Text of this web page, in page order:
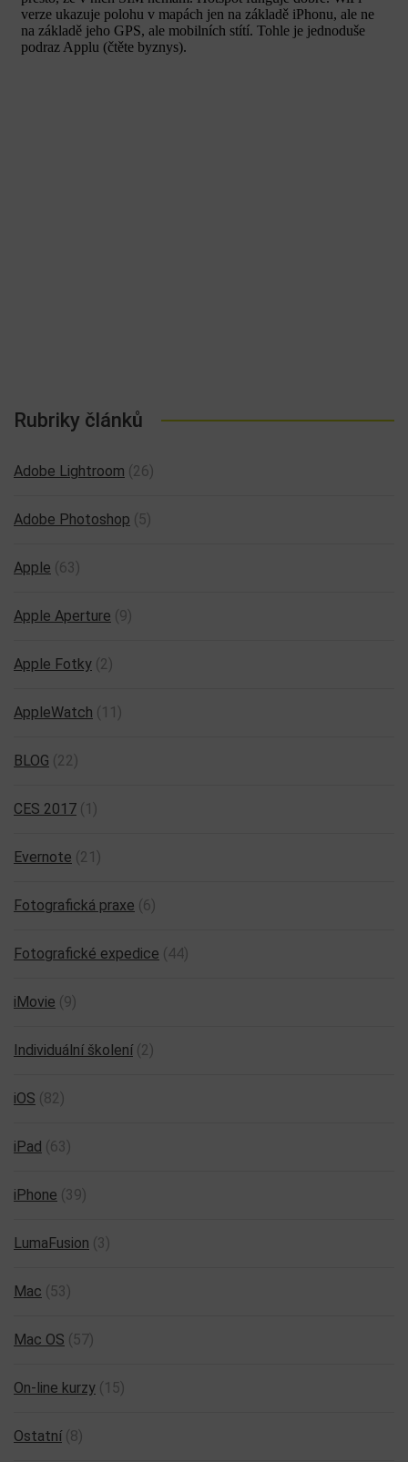
Rubriky článků
Adobe Lightroom (26)
Adobe Photoshop (5)
Apple (63)
Apple Aperture (9)
Apple Fotky (2)
AppleWatch (11)
BLOG (22)
CES 2017 (1)
Evernote (21)
Fotografická praxe (6)
Fotografické expedice (44)
iMovie (9)
Individuální školení (2)
iOS (82)
iPad (63)
iPhone (39)
LumaFusion (3)
Mac (53)
Mac OS (57)
On-line kurzy (15)
Ostatní (8)